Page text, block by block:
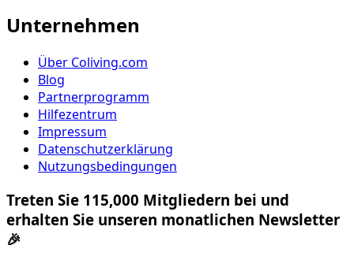
Unternehmen
Über Coliving.com
Blog
Partnerprogramm
Hilfezentrum
Impressum
Datenschutzerklärung
Nutzungsbedingungen
Treten Sie 115,000 Mitgliedern bei und
erhalten Sie unseren monatlichen Newsletter
🎉